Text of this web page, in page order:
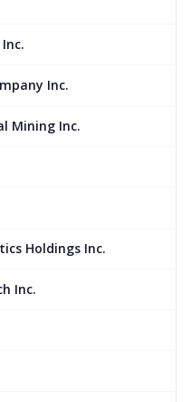
Inc.
Mining Inc.
Holdings Inc.
Inc.